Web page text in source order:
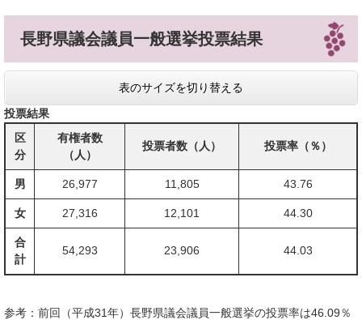
長野県議会議員一般選挙投票結果
表のサイズを切り替える
投票結果
区
分
有権者数
（人）
投票者数（人） 投票率（％）
男 26,977 11,805 43.76
女 27,316 12,101 44.30
合
計
54,293 23,906 44.03
参考：前回（平成31年）長野県議会議員一般選挙の投票率は46.09％